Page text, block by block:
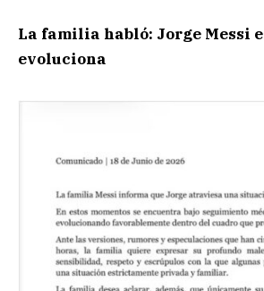
La familia habló: Jorge Messi
evoluciona